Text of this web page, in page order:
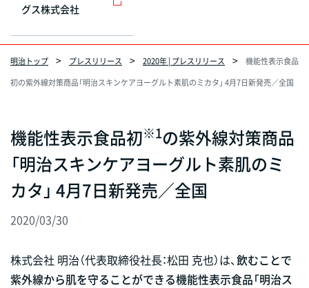
グス株式会社
明治トップ プレスリリース 2020年 | プレスリリース
機能性表示食品
初の紫外線対策商品「明治スキンケアヨーグルト素肌のミカタ」 4月7日新発売／全国
機能性表示食品初※1の紫外線対策商品
「明治スキンケアヨーグルト素肌のミ
カタ」 4月7日新発売／全国
2020/03/30
株式会社 明治（代表取締役社長：松田 克也）は、 飲むことで
紫外線から肌を守ることができる機能性表示食品「明治ス